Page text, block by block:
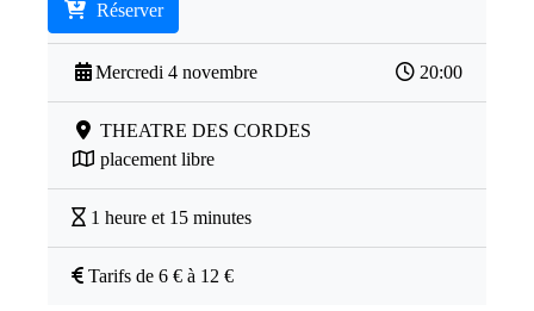
Réserver
Mercredi 4 novembre 20:00
THEATRE DES CORDES
placement libre
1 heure et 15 minutes
Tarifs de 6 € à 12 €